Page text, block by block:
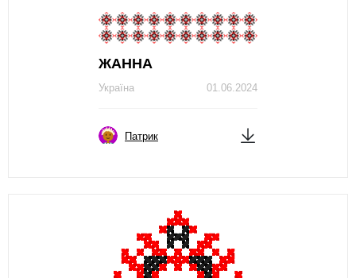
ЖAННA
01.06.2024
Україна
Патрик